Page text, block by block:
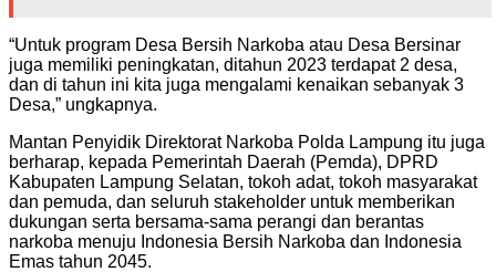
“Untuk program Desa Bersih Narkoba atau Desa Bersinar
juga memiliki peningkatan, ditahun 2023 terdapat 2 desa,
dan di tahun ini kita juga mengalami kenaikan sebanyak 3
Desa,” ungkapnya.
Mantan Penyidik Direktorat Narkoba Polda Lampung itu juga
berharap, kepada Pemerintah Daerah (Pemda), DPRD
Kabupaten Lampung Selatan, tokoh adat, tokoh masyarakat
dan pemuda, dan seluruh stakeholder untuk memberikan
dukungan serta bersama-sama perangi dan berantas
narkoba menuju Indonesia Bersih Narkoba dan Indonesia
Emas tahun 2045.